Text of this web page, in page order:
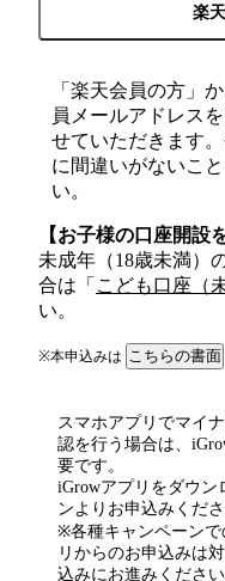
楽
「楽天会員の方」
員メールアドレス
せていただきます
に間違いがないこ
い。
【お子様の口座開設
未成年（18歳未満）
合は「 こども口座（
い。
※本申込みは こちらの書面
スマホアプリでマイ
認を行う場合は、
要です。
iGrowアプリをダウン
ンよりお申込みくださ
※各種キャンペーン
リからのお申込みは
込みにお進みください